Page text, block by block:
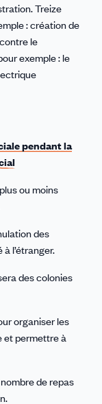
Treize
: création de
le
exemple : le
pendant la
ou moins
des
l’étranger.
des colonies
organiser les
et permettre à
de repas